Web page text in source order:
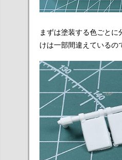
まずは塗装する色ごと
けは一部間違えているの